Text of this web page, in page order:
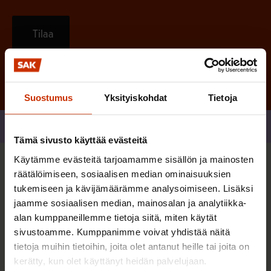
Suostumus Yksityiskohdat Tietoja
Tämä sivusto käyttää evästeitä
Käytämme evästeitä tarjoamamme sisällön ja mainosten
räätälöimiseen, sosiaalisen median ominaisuuksien
tukemiseen ja kävijämäärämme analysoimiseen. Lisäksi
jaamme sosiaalisen median, mainosalan ja analytiikka-
alan kumppaneillemme tietoja siitä, miten käytät
sivustoamme. Kumppanimme voivat yhdistää näitä
tietoja muihin tietoihin, joita olet antanut heille tai joita on
kerätty, kun olet käyttänyt heidän palvelujaan.
Tilaa
Sinua saattaa myös kiinnostaa
TASA-ARVO JA YHDENVERTAISUUS